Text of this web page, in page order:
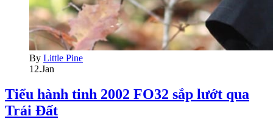
By Little Pine
12.Jan
Tiểu hành tinh 2002 FO32 sắp lướt qua
Trái Đất